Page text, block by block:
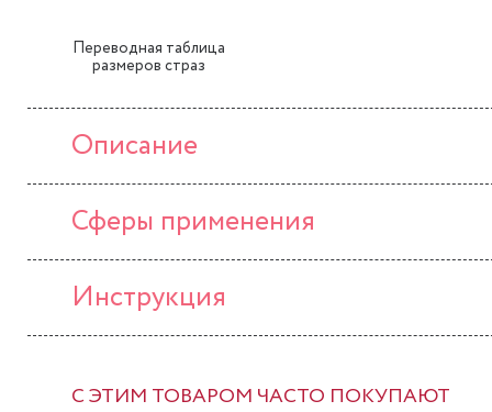
Переводная таблица
размеров страз
Описание
Сферы применения
Инструкция
С ЭТИМ ТОВАРОМ ЧАСТО ПОКУПАЮТ